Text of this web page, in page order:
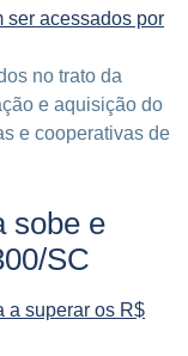
no trato da
e aquisição do
e cooperativas de
sobe e
SC